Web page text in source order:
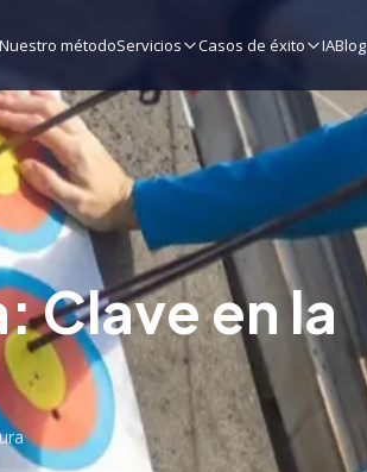
Nuestro métodoServicios Casos de éxito IABlog
Clave en la